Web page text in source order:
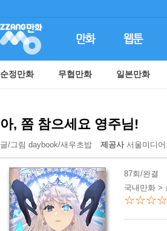
순정만화 무협만화 일본만화
아, 쫌 참으세요 영주님!
글/그림 daybook/새우초밥 제공사서울미디어
87회/완결
국내만화